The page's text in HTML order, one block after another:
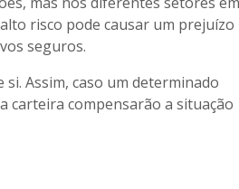
risco pode causar um prejuízo
seguros.
Assim, caso um determinado
carteira compensarão a situação